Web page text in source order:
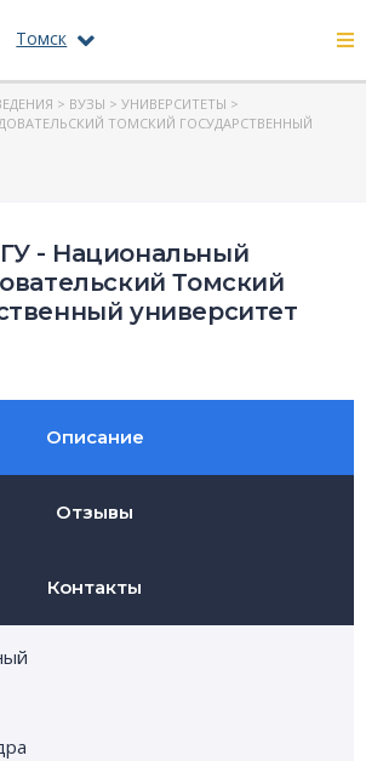
Томск
> ВУЗЫ > УНИВЕРСИТЕТЫ >
ТОМСКИЙ ГОСУДАРСТВЕННЫЙ
- Национальный
Томский
университет
Описание
Отзывы
Контакты